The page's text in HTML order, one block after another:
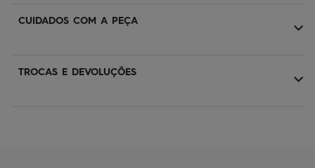
CUIDADOS COM A PEÇA
TROCAS E DEVOLUÇÕES